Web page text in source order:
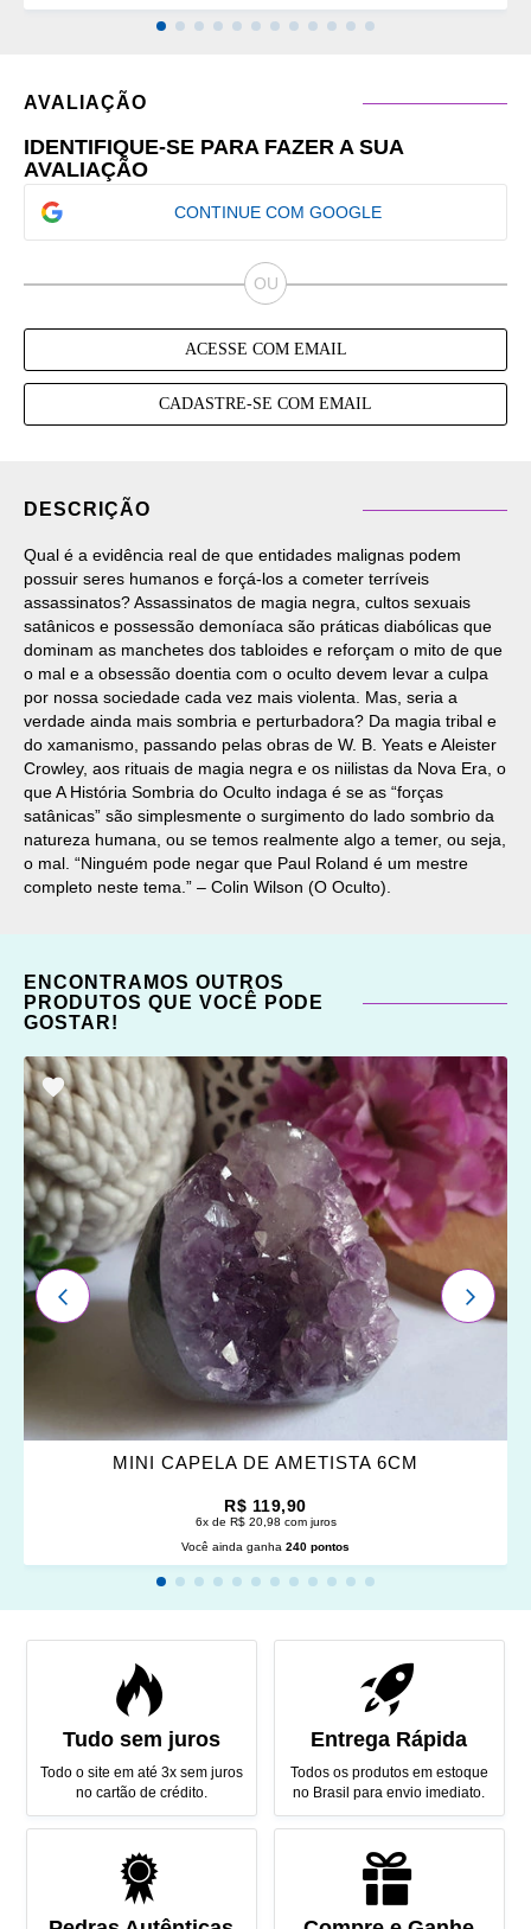
AVALIAÇÃO
IDENTIFIQUE-SE PARA FAZER A SUA
AVALIAÇÃO
CONTINUE COM GOOGLE
ACESSE COM EMAIL
CADASTRE-SE COM EMAIL
DESCRIÇÃO
Qual é a evidência real de que entidades malignas podem
possuir seres humanos e forçá-los a cometer terríveis
assassinatos? Assassinatos de magia negra, cultos sexuais
satânicos e possessão demoníaca são práticas diabólicas que
dominam as manchetes dos tabloides e reforçam o mito de que
o mal e a obsessão doentia com o oculto devem levar a culpa
por nossa sociedade cada vez mais violenta. Mas, seria a
verdade ainda mais sombria e perturbadora? Da magia tribal e
do xamanismo, passando pelas obras de W. B. Yeats e Aleister
Crowley, aos rituais de magia negra e os niilistas da Nova Era, o
que A História Sombria do Oculto indaga é se as “forças
satânicas” são simplesmente o surgimento do lado sombrio da
natureza humana, ou se temos realmente algo a temer, ou seja,
o mal. “Ninguém pode negar que Paul Roland é um mestre
completo neste tema.” – Colin Wilson (O Oculto).
ENCONTRAMOS OUTROS
PRODUTOS QUE VOCÊ PODE
GOSTAR!
ADICIONAR
OS
FAVORITOS
MINI CAPELA DE AMETISTA 6CM
R$ 119,90
6x de R$ 20,98 com juros
Você ainda ganha 240 pontos
ANTERIOR
Tudo sem juros
Todo o site em até 3x sem juros
no cartão de crédito.
Entrega Rápida
Todos os produtos em estoque
no Brasil para envio imediato.